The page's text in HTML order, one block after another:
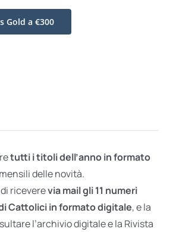
Gold a €300
tutti i titoli dell’anno in formato
delle novità.
riceverevia mail gli 11 numeri
Cattolici in formato digitale, e la
l’archivio digitale e la Rivista